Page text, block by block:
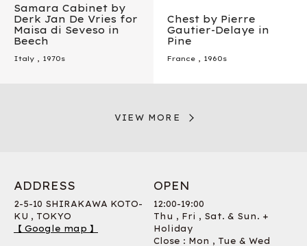
Samara Cabinet by
Derk Jan De Vries for
Maisa di Seveso in
Beech
Italy , 1970s
Chest by Pierre
Gautier-Delaye in
Pine
France , 1960s
VIEW MORE
ADDRESS
2-5-10 SHIRAKAWA KOTO-
KU , TOKYO
【 Google map 】
OPEN
12:00-19:00
Thu , Fri , Sat. & Sun. +
Holiday
Close : Mon , Tue & Wed